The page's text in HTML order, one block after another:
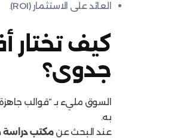
العائد على الاستثمار (ROI).
كيف
جدوى؟
السوق مليء بـ “قوالب
به.
عند البحث عنمكتب